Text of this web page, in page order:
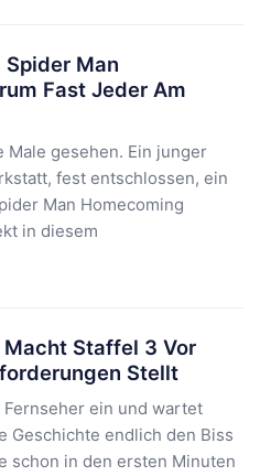
Spider Man
Fast Jeder Am
Male gesehen. Ein junger
fest entschlossen, ein
Man Homecoming
in diesem
Macht Staffel 3 Vor
Stellt
Fernseher ein und wartet
Geschichte endlich den Biss
schon in den ersten Minuten